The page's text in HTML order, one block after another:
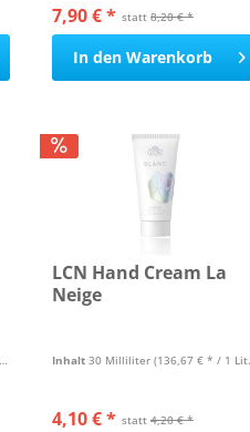
statt 8,20 € *
7,90 € *
In den Warenkorb
LCN Hand Cream La
Neige
Inhalt 30 Milliliter (136,67 € * / 1 Liter)
statt 4,20 € *
4,10 € *